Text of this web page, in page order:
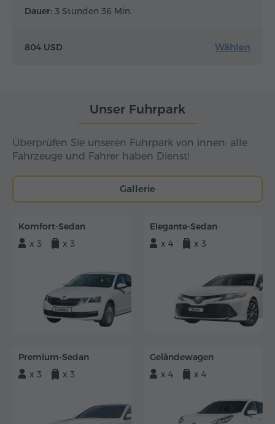
Dauer: 3 Stunden 36 Min.
804 USD Wählen
Unser Fuhrpark
Überprüfen Sie unseren Fuhrpark von innen: alle
Fahrzeuge und Fahrer haben Dienst!
Gallerie
Komfort-Sedan
x 3
x 3
Elegante-Sedan
x 4
x 3
Premium-Sedan
x 3
x 3
Geländewagen
x 4
x 4